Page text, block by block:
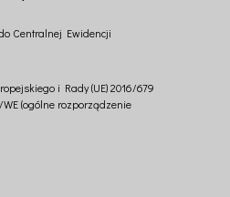
Centralnej Ewidencji
i Rady (UE) 2016/679
(ogólne rozporządzenie